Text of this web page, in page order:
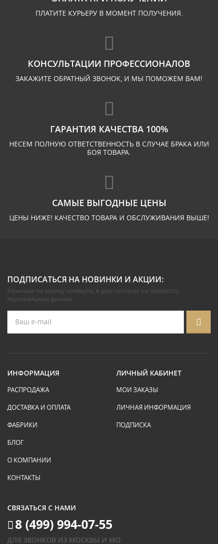
ПЛАТИТЕ КУРЬЕРУ В МОМЕНТ ПОЛУЧЕНИЯ.
КОНСУЛЬТАЦИИ ПРОФЕССИОНАЛОВ
ЗАКАЖИТЕ ОБРАТНЫЙ ЗВОНОК, И МЫ ПОМОЖЕМ ВАМ!
ГАРАНТИЯ КАЧЕСТВА 100%
НЕСЕМ ПОЛНУЮ ОТВЕТСТВЕННОСТЬ В СЛУЧАЕ БРАКА ИЛИ
БОЯ ТОВАРА.
САМЫЕ ВЫГОДНЫЕ ЦЕНЫ
ЦЕНЫ НИЖЕ! КАЧЕСТВО ТОВАРА И ОБСЛУЖИВАНИЯ ВЫШЕ!
ПОДПИСАТЬСЯ НА НОВИНКИ И АКЦИИ:
Нажимая на иконку конверта, я даю согласие на обработку
персональных данных.
ИНФОРМАЦИЯ
РАСПРОДАЖА
ДОСТАВКА И ОПЛАТА
ФАБРИКИ
БЛОГ
О КОМПАНИИ
КОНТАКТЫ
ЛИЧНЫЙ КАБИНЕТ
МОИ ЗАКАЗЫ
ЛИЧНАЯ ИНФОРМАЦИЯ
ПОДПИСКА
СВЯЗАТЬСЯ С НАМИ
8 (499) 994-07-55
ДЛЯ ЗВОНКОВ ИЗ МОСКВЫ И МО